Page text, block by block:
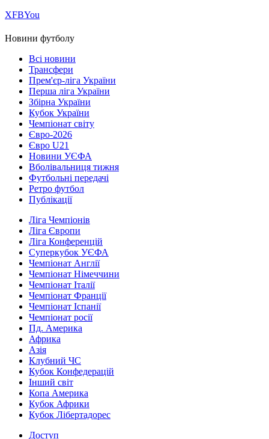
ХFBYou
Новини футболу
Всі новини
Трансфери
Прем'єр-ліга України
Перша ліга України
Збірна України
Кубок України
Чемпіонат світу
Євро-2026
Євро U21
Новини УЄФА
Вболівальниця тижня
Футбольні передачі
Ретро футбол
Публікації
Ліга Чемпіонів
Ліга Європи
Ліга Конференцій
Суперкубок УЄФА
Чемпіонат Англії
Чемпіонат Німеччини
Чемпіонат Італії
Чемпіонат Франції
Чемпіонат Іспанії
Чемпіонат росії
Пд. Америка
Африка
Азія
Клубний ЧС
Кубок Конфедерацій
Інший світ
Копа Америка
Кубок Африки
Кубок Лібертадорес
Доступ